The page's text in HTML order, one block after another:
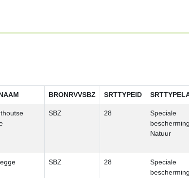
BRONRVVSBZ SRTTYPEID
SBZ 28
Speciale
Natuur
SBZ 28
Speciale